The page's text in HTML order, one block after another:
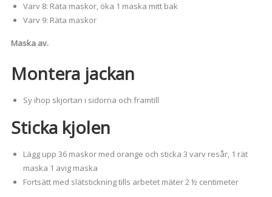
Varv 8: Räta maskor, öka 1 maska mitt bak
Varv 9: Räta maskor
Maska av.
Montera jackan
Sy ihop skjortan i sidorna och framtill
Sticka kjolen
Lägg upp 36 maskor med orange och sticka 3 varv resår, 1 rät
maska 1 avig maska
Fortsätt med slätstickning tills arbetet mäter 2 ½ centimeter